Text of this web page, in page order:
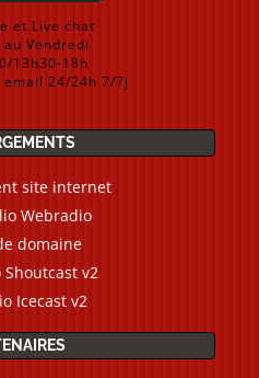
et Live chat
Vendredi
13h30-18h
24/24h 7/7j
site internet
Webradio
domaine
v2
Icecast v2